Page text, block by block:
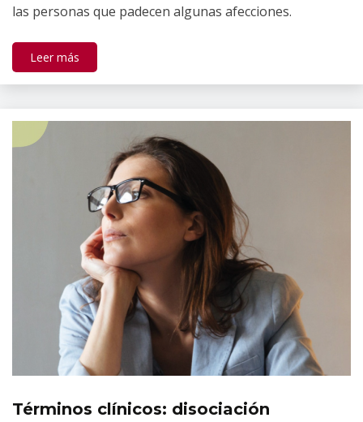
las personas que padecen algunas afecciones.
Leer más
Tópicos
Términos clínicos: disociación